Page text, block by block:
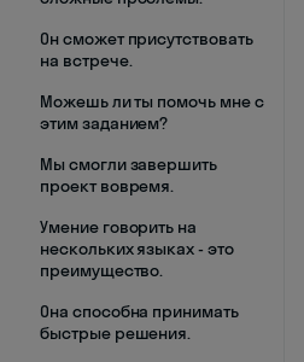
Он сможет присутствовать
на встрече.
Можешь ли ты помочь мне с
этим заданием?
Мы смогли завершить
проект вовремя.
Умение говорить на
нескольких языках - это
преимущество.
Она способна принимать
быстрые решения.